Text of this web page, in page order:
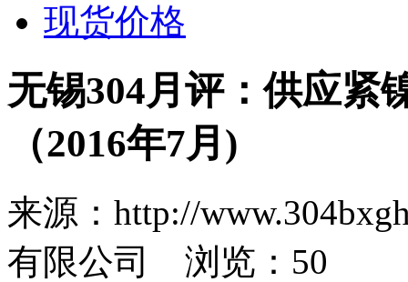
现货价格
无锡304月评：供应紧
（2016年7月)
来源：http://
有限公司 浏览： 50